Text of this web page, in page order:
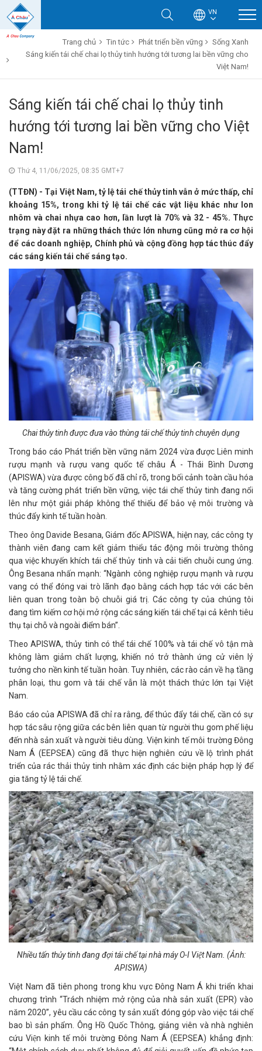
VN
Trang chủ Tin tức Phát triển bền vững
Sống Xanh
Sáng kiến tái chế chai lọ thủy tinh hướng tới tương lai bền vững cho
Việt Nam!
Sáng kiến tái chế chai lọ thủy tinh
hướng tới tương lai bền vững cho Việt
Nam!
Thứ 4, 11/06/2025, 08:35 GMT+7
(TTĐN) - Tại Việt Nam, tỷ lệ tái chế thủy tinh vẫn ở mức thấp, chỉ
khoảng 15%, trong khi tỷ lệ tái chế các vật liệu khác như lon
nhôm và chai nhựa cao hơn, lần lượt là 70% và 32 - 45%. Thực
trạng này đặt ra những thách thức lớn nhưng cũng mở ra cơ hội
để các doanh nghiệp, Chính phủ và cộng đồng hợp tác thúc đẩy
các sáng kiến tái chế sáng tạo.
Chai thủy tinh được đưa vào thùng tái chế thủy tinh chuyên dụng
Trong báo cáo Phát triển bền vững năm 2024 vừa được Liên minh
rượu mạnh và rượu vang quốc tế châu Á - Thái Bình Dương
(APISWA) vừa được công bố đã chỉ rõ, trong bối cảnh toàn cầu hóa
và tăng cường phát triển bền vững, việc tái chế thủy tinh đang nổi
lên như một giải pháp không thể thiếu để bảo vệ môi trường và
thúc đẩy kinh tế tuần hoàn.
Theo ông Davide Besana, Giám đốc APISWA, hiện nay, các công ty
thành viên đang cam kết giảm thiểu tác động môi trường thông
qua việc khuyến khích tái chế thủy tinh và cải tiến chuỗi cung ứng.
Ông Besana nhấn mạnh: “Ngành công nghiệp rượu mạnh và rượu
vang có thể đóng vai trò lãnh đạo bằng cách hợp tác với các bên
liên quan trong toàn bộ chuỗi giá trị. Các công ty của chúng tôi
đang tìm kiếm cơ hội mở rộng các sáng kiến tái chế tại cả kênh tiêu
thụ tại chỗ và ngoài điểm bán”.
Theo APISWA, thủy tinh có thể tái chế 100% và tái chế vô tận mà
không làm giảm chất lượng, khiến nó trở thành ứng cử viên lý
tưởng cho nền kinh tế tuần hoàn. Tuy nhiên, các rào cản về hạ tầng
phân loại, thu gom và tái chế vẫn là một thách thức lớn tại Việt
Nam.
Báo cáo của APISWA đã chỉ ra rằng, để thúc đẩy tái chế, cần có sự
hợp tác sâu rộng giữa các bên liên quan từ người thu gom phế liệu
đến nhà sản xuất và người tiêu dùng. Viện kinh tế môi trường Đông
Nam Á (EEPSEA) cũng đã thực hiện nghiên cứu về lộ trình phát
triển của rác thải thủy tinh nhằm xác định các biện pháp hợp lý để
gia tăng tỷ lệ tái chế.
Nhiều tấn thủy tinh đang đợi tái chế tại nhà máy O-I Việt Nam. (Ảnh:
APISWA)
Việt Nam đã tiên phong trong khu vực Đông Nam Á khi triển khai
chương trình “Trách nhiệm mở rộng của nhà sản xuất (EPR) vào
năm 2020”, yêu cầu các công ty sản xuất đóng góp vào việc tái chế
bao bì sản phẩm. Ông Hồ Quốc Thông, giảng viên và nhà nghiên
cứu Viện kinh tế môi trường Đông Nam Á (EEPSEA) khẳng định: